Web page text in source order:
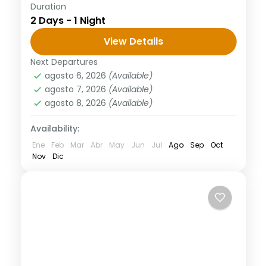
2 días desde Marrakech al desierto de
Zagora Día 1: Marrakech / Kasbah Ait Ben
Haddou / Zagora 2 días desde Marrakech
al desierto de...
Duration
2 Days - 1 Night
View Details
Next Departures
agosto 6, 2026 (Available)
agosto 7, 2026 (Available)
agosto 8, 2026 (Available)
Availability:
Ene Feb Mar Abr May Jun Jul Ago Sep
Oct
Nov
Dic